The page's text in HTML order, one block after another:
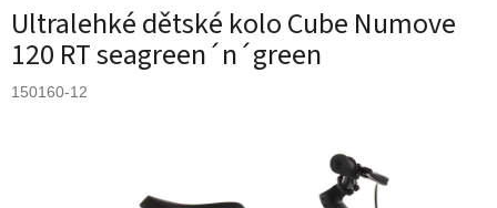
Ultralehké dětské kolo Cube Numove
120 RT seagreen´n´green
150160-12